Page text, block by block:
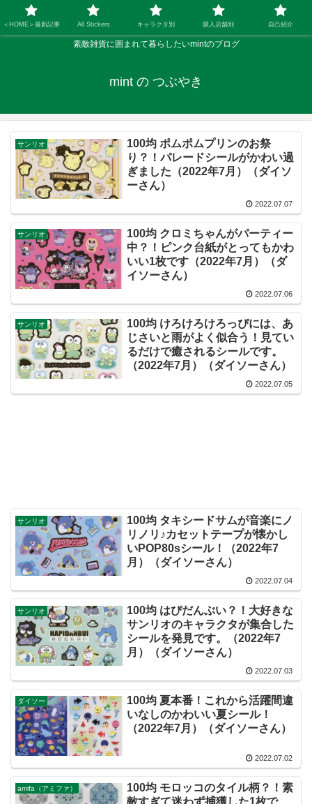
素敵雑貨に囲まれて暮らしたいmintのブログ
mint の つぶやき
サンリオ
100均 ポムポムプリンのお祭
り？！パレードシールがかわい過
ぎました（2022年7月）（ダイソ
ーさん）
2022.07.07
サンリオ
100均 クロミちゃんがパーティー
中？！ピンク台紙がとってもかわ
いい1枚です（2022年7月）（ダ
イソーさん）
2022.07.06
サンリオ
100均 けろけろけろっぴには、あ
じさいと雨がよく似合う！見てい
るだけで癒されるシールです。
（2022年7月）（ダイソーさん）
2022.07.05
サンリオ
100均 タキシードサムが音楽にノ
リノリ♪カセットテープが懐かし
いPOP80sシール！（2022年7
月）（ダイソーさん）
2022.07.04
サンリオ
100均 はぴだんぶい？！大好きな
サンリオのキャラクタが集合した
シールを発見です。（2022年7
月）（ダイソーさん）
2022.07.03
ダイソー
100均 夏本番！これから活躍間違
いなしのかわいい夏シール！
（2022年7月）（ダイソーさん）
2022.07.02
amifa（アミファ）
100均 モロッコのタイル柄？！素
敵すぎて迷わず捕獲した1枚で
＜HOME＞最新記事 All Stickers キャラクタ別 購入店舗別 自己紹介